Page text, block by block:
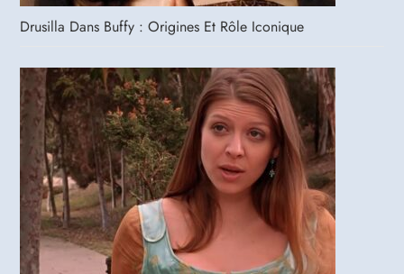
Drusilla Dans Buffy : Origines Et Rôle Iconique